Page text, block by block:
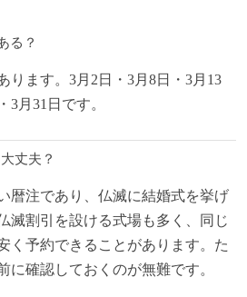
る？
ります。3月2日・3月8日・3月13
3月31日です。
丈夫？
暦注であり、仏滅に結婚式を挙げ
滅割引を設ける式場も多く、同じ
く予約できることがあります。た
に確認しておくのが無難です。